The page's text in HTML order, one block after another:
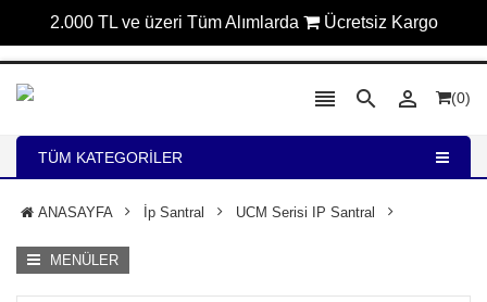
2.000 TL ve üzeri Tüm Alımlarda Ücretsiz Kargo
   (0)
TÜM KATEGORILER
ANASAYFA İp Santral UCM Serisi IP Santral
MENÜLER